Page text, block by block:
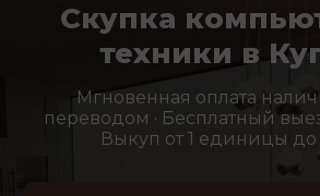
Скупка
техники в
Мгновенная оплата
переводом · Бесплатный
Выкуп от 1 единицы до